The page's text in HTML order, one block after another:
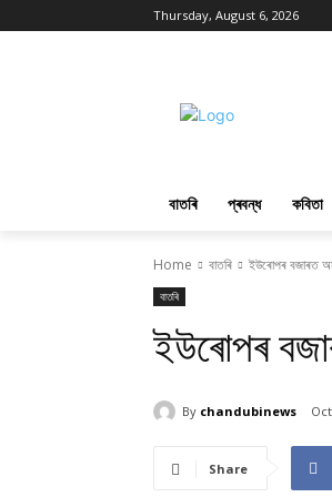
Thursday, August 6, 2026
বাতৰি প্ৰবন্ধ কবিতা
Home বাতৰি ইউৰোপৰ বজাৰত
বাতৰি
ইউৰোপৰ
By chandubinews
Share